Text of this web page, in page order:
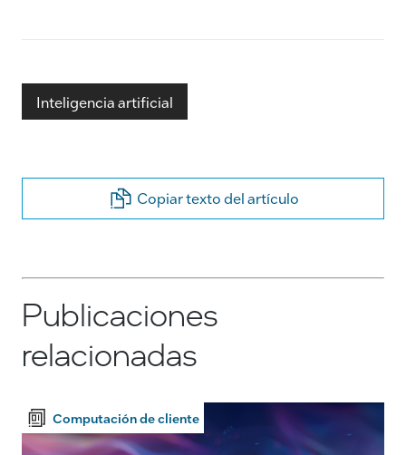
Inteligencia artificial
Copiar texto del artículo
Publicaciones
relacionadas
Computación de cliente